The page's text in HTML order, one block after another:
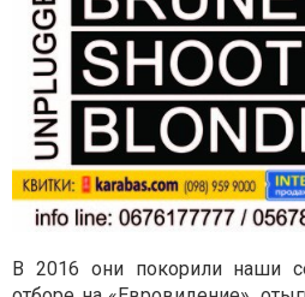
В 2016 они покорили наши